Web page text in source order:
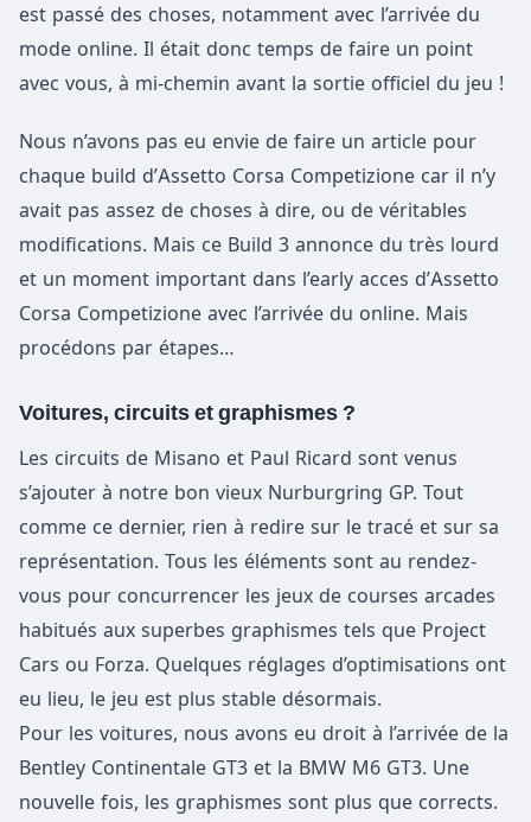
est passé des choses, notamment avec l’arrivée du
mode online. Il était donc temps de faire un point
avec vous, à mi-chemin avant la sortie officiel du jeu !
Nous n’avons pas eu envie de faire un article pour
chaque build d’Assetto Corsa Competizione car il n’y
avait pas assez de choses à dire, ou de véritables
modifications. Mais ce Build 3 annonce du très lourd
et un moment important dans l’early acces d’Assetto
Corsa Competizione avec l’arrivée du online. Mais
procédons par étapes…
Voitures, circuits et graphismes ?
Les circuits de Misano et Paul Ricard sont venus
s’ajouter à notre bon vieux Nurburgring GP. Tout
comme ce dernier, rien à redire sur le tracé et sur sa
représentation. Tous les éléments sont au rendez-
vous pour concurrencer les jeux de courses arcades
habitués aux superbes graphismes tels que Project
Cars ou Forza. Quelques réglages d’optimisations ont
eu lieu, le jeu est plus stable désormais.
Pour les voitures, nous avons eu droit à l’arrivée de la
Bentley Continentale GT3 et la BMW M6 GT3. Une
nouvelle fois, les graphismes sont plus que corrects.